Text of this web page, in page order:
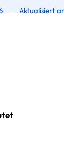
Aktualisiert